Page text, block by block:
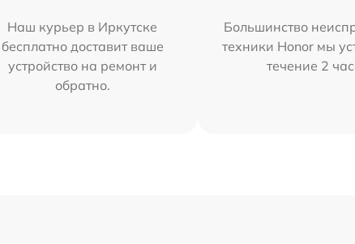
Наш курьер в Иркутске
бесплатно доставит ваше
устройство на ремонт и
обратно.
Большинство
техники Honor мы
течение 2